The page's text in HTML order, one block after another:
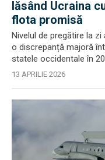
lăsând Ucraina
flota promisă
Nivelul de pregătire la
o discrepanță majoră
statele occidentale în
13 APRILIE 2026